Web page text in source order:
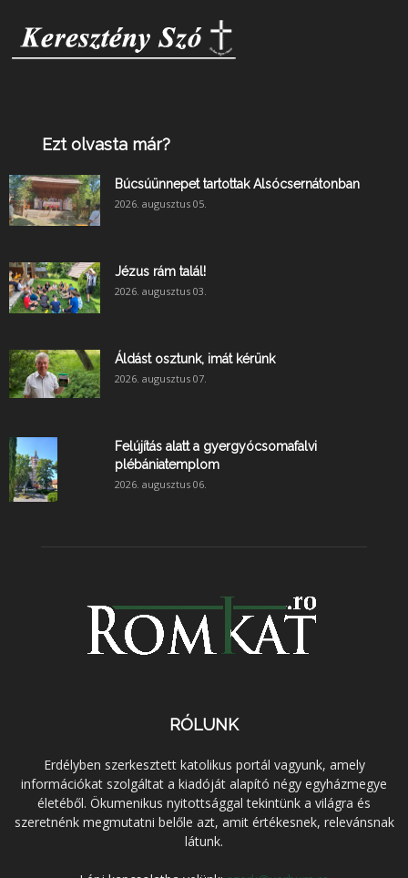
Ezt olvasta már?
Búcsúünnepet tartottak Alsócsernátonban
2026. augusztus 05.
Jézus rám talál!
2026. augusztus 03.
Áldást osztunk, imát kérünk
2026. augusztus 07.
Felújítás alatt a gyergyócsomafalvi
plébániatemplom
2026. augusztus 06.
RÓLUNK
Erdélyben szerkesztett katolikus portál vagyunk, amely
információkat szolgáltat a kiadóját alapító négy egyházmegye
életéből. Ökumenikus nyitottsággal tekintünk a világra és
szeretnénk megmutatni belőle azt, amit értékesnek, relevánsnak
látunk.